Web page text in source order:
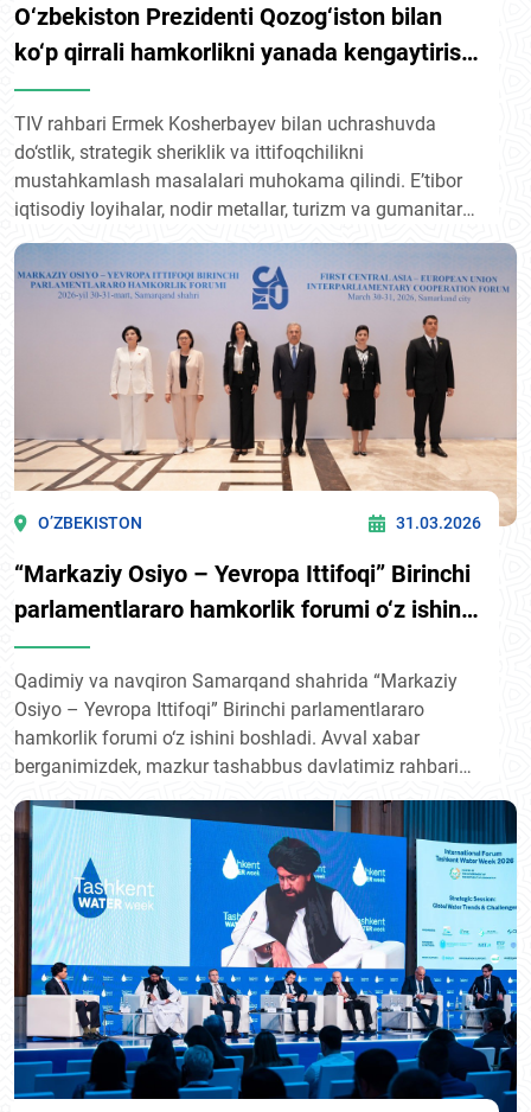
O‘zbekiston Prezidenti Qozog‘iston bilan
ko‘p qirrali hamkorlikni yanada kengaytirish
muhimligini ta’kidladi
TIV rahbari Ermek Kosherbayev bilan uchrashuvda
do‘stlik, strategik sheriklik va ittifoqchilikni
mustahkamlash masalalari muhokama qilindi. E’tibor
iqtisodiy loyihalar, nodir metallar, turizm va gumanitar
almashuvlarga qaratildi.
O’ZBEKISTON 31.03.2026
“Markaziy Osiyo – Yevropa Ittifoqi” Birinchi
parlamentlararo hamkorlik forumi o‘z ishini
boshladi
Qadimiy va navqiron Samarqand shahrida “Markaziy
Osiyo – Yevropa Ittifoqi” Birinchi parlamentlararo
hamkorlik forumi o‘z ishini boshladi. Avval xabar
berganimizdek, mazkur tashabbus davlatimiz rahbari
Osiyo – Yevropa Ittifoqi” sammitida ilgari surilgan edi.